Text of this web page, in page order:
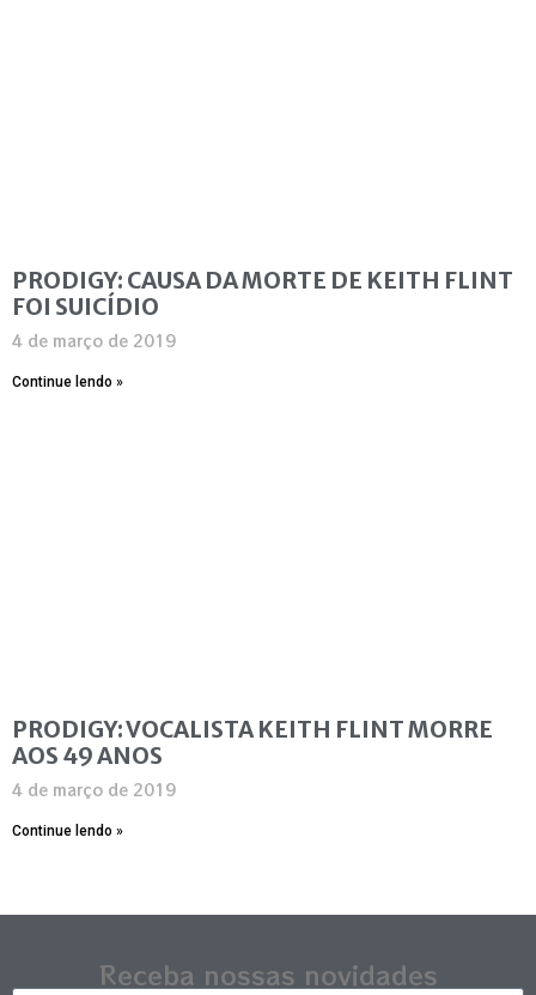
PRODIGY: CAUSA DA MORTE DE KEITH FLINT
FOI SUICÍDIO
4 de março de 2019
Continue lendo »
PRODIGY: VOCALISTA KEITH FLINT MORRE
AOS 49 ANOS
4 de março de 2019
Continue lendo »
Receba nossas novidades